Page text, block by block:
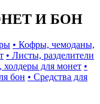
И БОН
• Кофры, чемоданы,
• Листы, разделители
холдеры для монет •
бон • Средства для